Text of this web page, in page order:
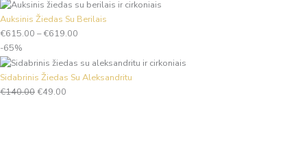
Auksinis Žiedas Su Berilais
€615.00 –€619.00
-65%
Sidabrinis Žiedas Su Aleksandritu
€140.00€49.00